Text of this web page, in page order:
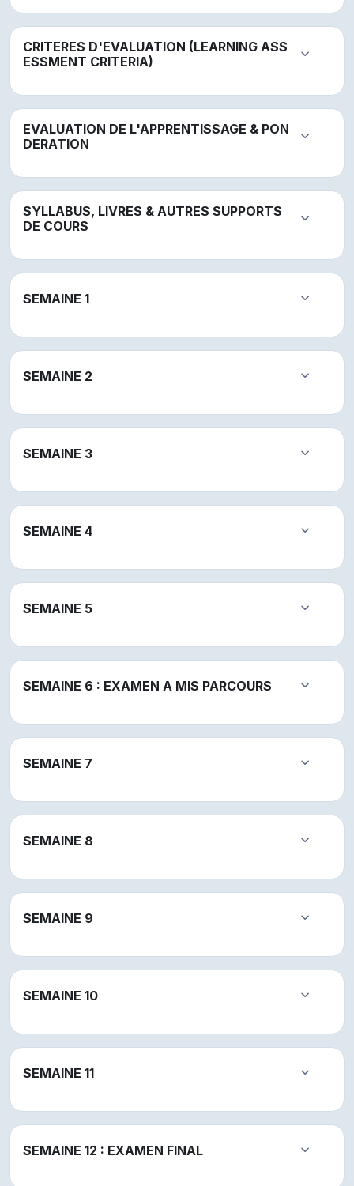
CRITERES D'EVALUATION (LEARNING ASS
ESSMENT CRITERIA)
Replier
EVALUATION DE L'APPRENTISSAGE & PON
DERATION
Replier
SYLLABUS, LIVRES & AUTRES SUPPORTS
DE COURS
Replier
SEMAINE 1 Replier
SEMAINE 2 Replier
SEMAINE 3 Replier
SEMAINE 4 Replier
SEMAINE 5 Replier
SEMAINE 6 : EXAMEN A MIS PARCOURS Replier
SEMAINE 7 Replier
SEMAINE 8 Replier
SEMAINE 9 Replier
SEMAINE 10 Replier
SEMAINE 11 Replier
SEMAINE 12 : EXAMEN FINAL Replier